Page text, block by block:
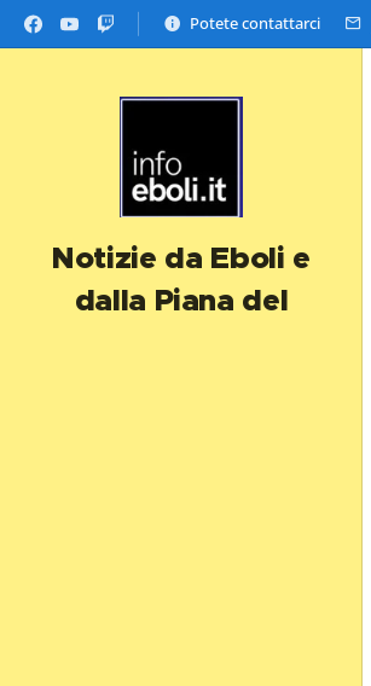
Potete contattarci
Notizie da Eboli e
dalla Piana del